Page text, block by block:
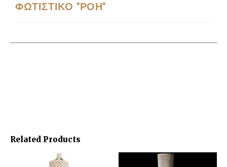
ΦΩΤΙΣΤΙΚΟ "ΡΟΗ"
Related Products